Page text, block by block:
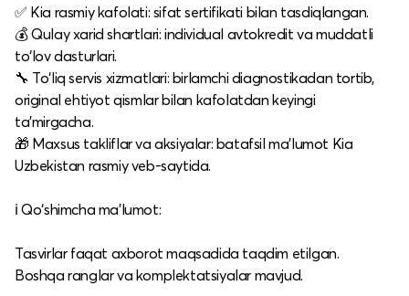
✅ Kia rasmiy kafolati: sifat sertifikati bilan tasdiqlangan.
💰 Qulay xarid shartlari: individual avtokredit va muddatli
to‘lov dasturlari.
🔧 To‘liq servis xizmatlari: birlamchi diagnostikadan tortib,
original ehtiyot qismlar bilan kafolatdan keyingi
ta’mirgacha.
🎁 Maxsus takliflar va aksiyalar: batafsil ma’lumot Kia
Uzbekistan rasmiy veb-saytida.​
ℹ️ Qo‘shimcha ma’lumot:
Tasvirlar faqat axborot maqsadida taqdim etilgan.
Boshqa ranglar va komplektatsiyalar mavjud.​